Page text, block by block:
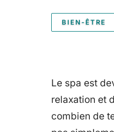
BIEN-ÊTRE
Le spa est
relaxation et
combien de